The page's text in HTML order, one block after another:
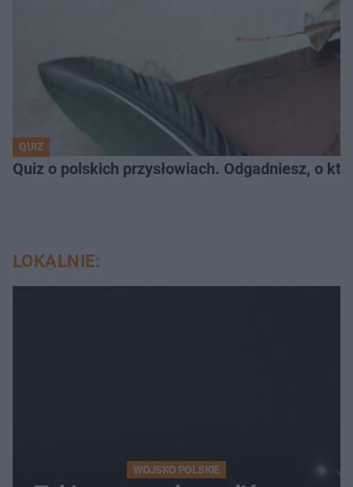
QUIZ
Quiz o polskich przysłowiach. Odgadniesz, o
LOKALNIE:
WOJSKO POLSKIE